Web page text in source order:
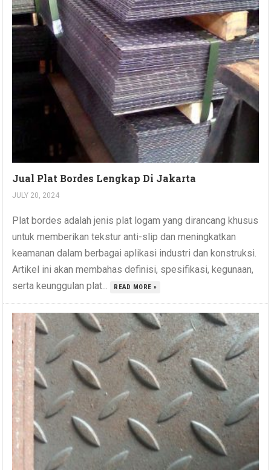
Jual Plat Bordes Lengkap Di Jakarta
JULY 20, 2024
Plat bordes adalah jenis plat logam yang dirancang khusus
untuk memberikan tekstur anti-slip dan meningkatkan
keamanan dalam berbagai aplikasi industri dan konstruksi.
Artikel ini akan membahas definisi, spesifikasi, kegunaan,
serta keunggulan plat...
READ MORE »